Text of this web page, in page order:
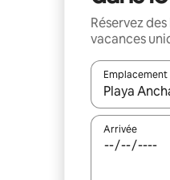
Réservez
vacances
Emplacement
Quand les
Arrivée